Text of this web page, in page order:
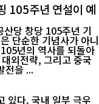
105주년 연설이 예
당 창당 105주년 기
단순한 기념사가 아니
년의 역사를 되돌아
외전략, 그리고 중국
전을 ...
있다. 국내 일부 극우